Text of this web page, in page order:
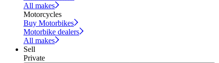
All makes
Motorcycles
Buy Motorbikes
Motorbike dealers
All makes
Sell
Private